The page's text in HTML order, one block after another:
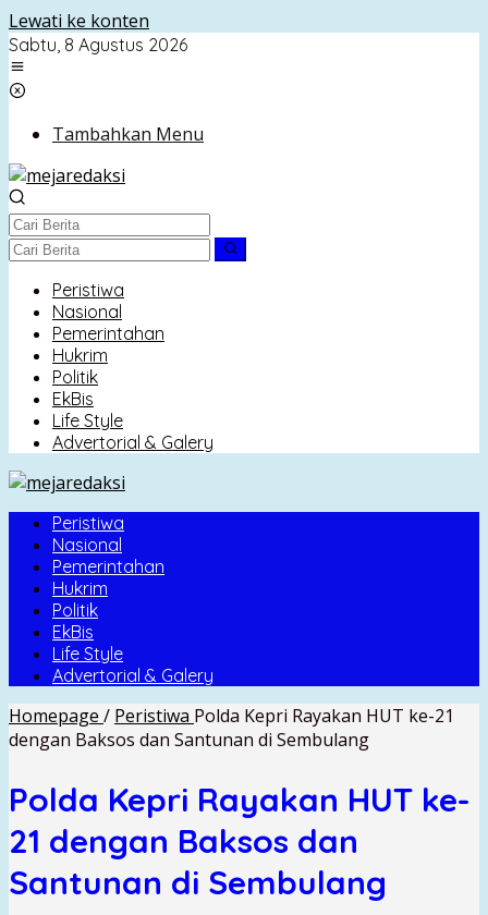
Lewati ke konten
Sabtu, 8 Agustus 2026
Tambahkan Menu
Peristiwa
Nasional
Pemerintahan
Hukrim
Politik
EkBis
Life Style
Advertorial & Galery
Peristiwa
Nasional
Pemerintahan
Hukrim
Politik
EkBis
Life Style
Advertorial & Galery
Homepage / Peristiwa Polda Kepri Rayakan HUT ke-21
dengan Baksos dan Santunan di Sembulang
Polda Kepri Rayakan HUT ke-
21 dengan Baksos dan
Santunan di Sembulang